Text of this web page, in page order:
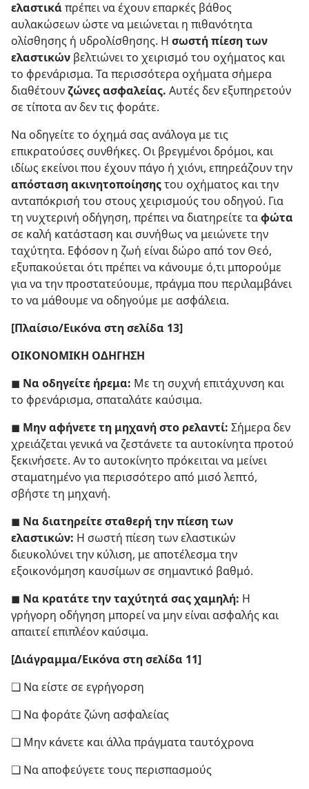
ελαστικά πρέπει να έχουν επαρκές βάθος
αυλακώσεων ώστε να μειώνεται η πιθανότητα
ολίσθησης ή υδρολίσθησης. Η σωστή πίεση των
ελαστικών βελτιώνει το χειρισμό του οχήματος και
το φρενάρισμα. Τα περισσότερα οχήματα σήμερα
διαθέτουνζώνες ασφαλείας. Αυτές δεν εξυπηρετούν
σε τίποτα αν δεν τις φοράτε.
Να οδηγείτε το όχημά σας ανάλογα με τις
επικρατούσες συνθήκες. Οι βρεγμένοι δρόμοι, και
ιδίως εκείνοι που έχουν πάγο ή χιόνι, επηρεάζουν την
απόσταση ακινητοποίησηςτου οχήματος και την
ανταπόκρισή του στους χειρισμούς του οδηγού. Για
τη νυχτερινή οδήγηση, πρέπει να διατηρείτε ταφώτα
σε καλή κατάσταση και συνήθως να μειώνετε την
ταχύτητα. Εφόσον η ζωή είναι δώρο από τον Θεό,
εξυπακούεται ότι πρέπει να κάνουμε ό,τι μπορούμε
για να την προστατεύουμε, πράγμα που περιλαμβάνει
το να μάθουμε να οδηγούμε με ασφάλεια.
[Πλαίσιο/​Εικόνα στη σελίδα 13]
ΟΙΚΟΝΟΜΙΚΗ ΟΔΗΓΗΣΗ
◼ Να οδηγείτε ήρεμα: Με τη συχνή επιτάχυνση και
το φρενάρισμα, σπαταλάτε καύσιμα.
◼ Μην αφήνετε τη μηχανή στο ρελαντί: Σήμερα δεν
χρειάζεται γενικά να ζεστάνετε τα αυτοκίνητα προτού
ξεκινήσετε. Αν το αυτοκίνητο πρόκειται να μείνει
σταματημένο για περισσότερο από μισό λεπτό,
σβήστε τη μηχανή.
◼ Να διατηρείτε σταθερή την πίεση των
ελαστικών: Η σωστή πίεση των ελαστικών
διευκολύνει την κύλιση, με αποτέλεσμα την
εξοικονόμηση καυσίμων σε σημαντικό βαθμό.
◼ Να κρατάτε την ταχύτητά σας χαμηλή: Η
γρήγορη οδήγηση μπορεί να μην είναι ασφαλής και
απαιτεί επιπλέον καύσιμα.
[Διάγραμμα/​Εικόνα στη σελίδα 11]
❏ Να είστε σε εγρήγορση
❏ Να φοράτε ζώνη ασφαλείας
❏ Μην κάνετε και άλλα πράγματα ταυτόχρονα
❏ Να αποφεύγετε τους περισπασμούς